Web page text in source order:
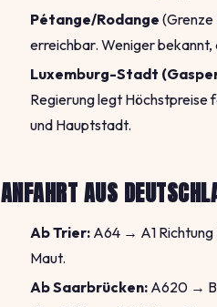
Pétange/Rodange (Grenze
erreichbar. Weniger
Luxemburg-Stadt
Regierung legt Höchstpreise
und Hauptstadt.
ANFAHRT AUS
Ab Trier: A64 → A1 Richtung
Maut.
Ab Saarbrücken: A620 →